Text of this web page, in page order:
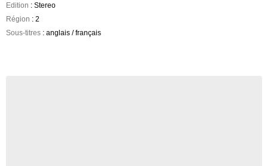
Edition : Stereo
Région : 2
Sous-titres : anglais / français